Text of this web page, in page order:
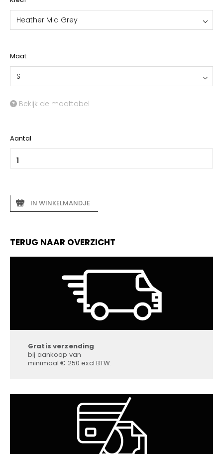
Heather Mid Grey
Maat
S
Bekijk de maattabel
Aantal
IN WINKELMANDJE
TERUG NAAR OVERZICHT
Gratis verzending
bij aankoop van
minimaal € 250 excl BTW.